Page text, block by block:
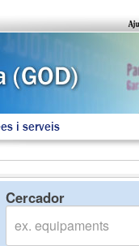
i serveis
Cercador